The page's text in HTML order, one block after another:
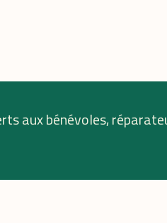
aux bénévoles,